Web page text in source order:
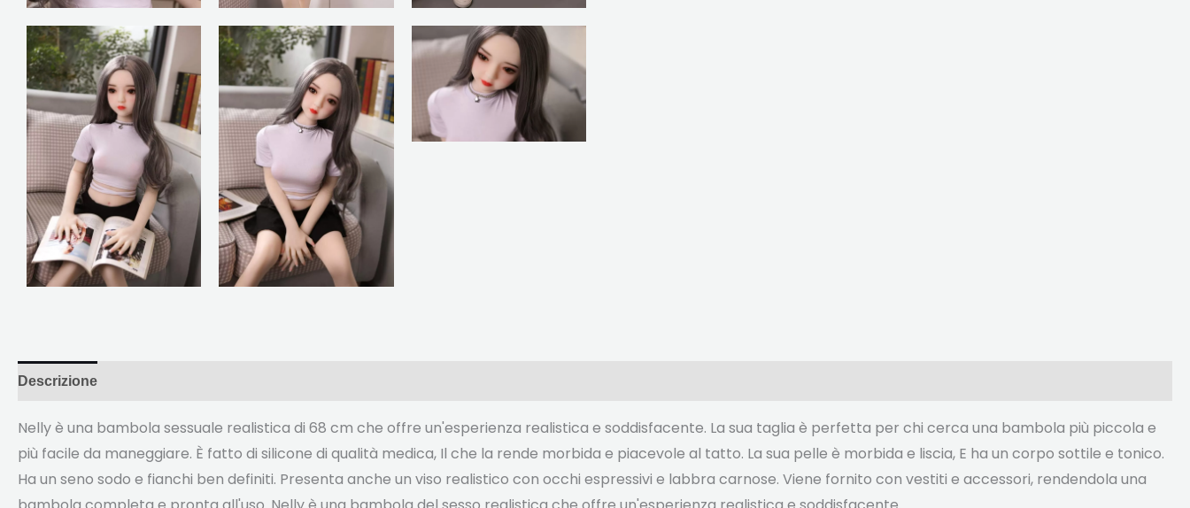
Descrizione
Nelly è una bambola sessuale realistica di 68 cm che offre un'esperienza realistica e soddisfacente. La sua taglia è perfetta per chi cerca una bambola più piccola e
più facile da maneggiare. È fatto di silicone di qualità medica, Il che la rende morbida e piacevole al tatto. La sua pelle è morbida e liscia, E ha un corpo sottile e tonico.
Ha un seno sodo e fianchi ben definiti. Presenta anche un viso realistico con occhi espressivi e labbra carnose. Viene fornito con vestiti e accessori, rendendola una